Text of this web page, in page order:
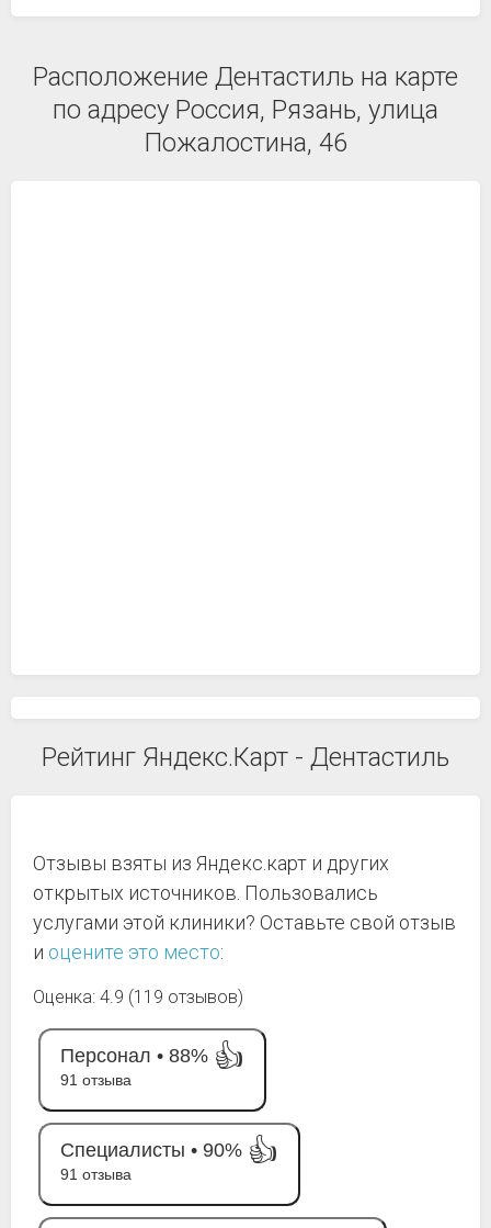
Расположение Дентастиль на карте
по адресу Россия, Рязань, улица
Пожалостина, 46
Рейтинг Яндекс.Карт - Дентастиль
Отзывы взяты из Яндекс.карт и других
открытых источников. Пользовались
услугами этой клиники? Оставьте свой отзыв
и оцените это место:
Оценка: 4.9 (119 отзывов)
Персонал • 88% 👍
91 отзыва
Специалисты • 90% 👍
91 отзыва